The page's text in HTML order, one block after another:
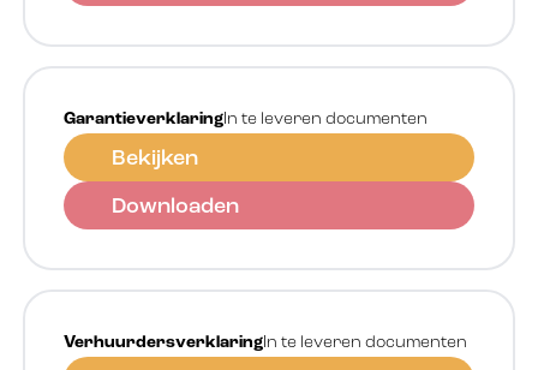
GarantieverklaringIn te leveren documenten
Bekijken
Downloaden
VerhuurdersverklaringIn te leveren documenten